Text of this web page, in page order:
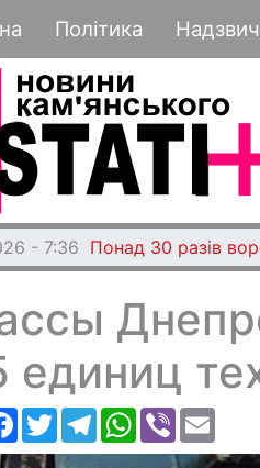
Політика
- 7:36 Понад 30 разів
единиц
Facebook
TwitterTelegramWhatsApp
Viber